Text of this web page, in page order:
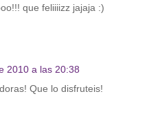
que feliiiizz jajaja :)
2010 a las 20:38
Que lo disfruteis!